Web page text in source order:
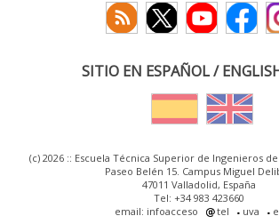
SITIO EN ESPAÑOL /
(c) 2026 :: Escuela Técnica Superior de Ingenieros
Paseo Belén 15. Campus Miguel
47011 Valladolid, España
Tel: +34 983 423660
email: infoacceso
tel uva